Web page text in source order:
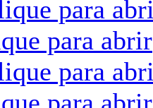
para abrir